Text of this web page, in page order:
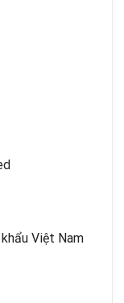
Việt Nam